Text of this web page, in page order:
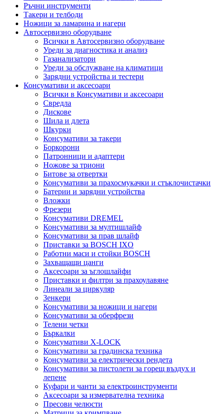
Ръчни инструменти
Такери и телбоди
Ножици за ламарина и нагери
Автосервизно оборудване
Всички в Автосервизно оборудване
Уреди за диагностика и анализ
Газанализатори
Уреди за обслужване на климатици
Зарядни устройства и тестери
Консумативи и аксесоари
Всички в Консумативи и аксесоари
Свредла
Дискове
Шила и длета
Шкурки
Консумативи за такери
Боркорони
Патронници и адаптери
Ножове за триони
Битове за отвертки
Консумативи за прахосмукачки и стъклочистачки
Батерии и зарядни устройства
Вложки
Фрезери
Консумативи DREMEL
Консумативи за мултишлайф
Консумативи за прав шлайф
Приставки за BOSCH IXO
Работни маси и стойки BOSCH
Захващащи цанги
Аксесоари за ъглошлайфи
Приставки и филтри за прахоулавяне
Линеали за циркуляр
Зенкери
Консумативи за ножици и нагери
Консумативи за оберфрези
Телени четки
Бъркалки
Консумативи X-LOCK
Консумативи за градинска техника
Консумативи за електрически рендета
Консумативи за пистолети за горещ въздух и
лепене
Куфари и чанти за електроинструменти
Аксесоари за измервателна техника
Пресови челюсти